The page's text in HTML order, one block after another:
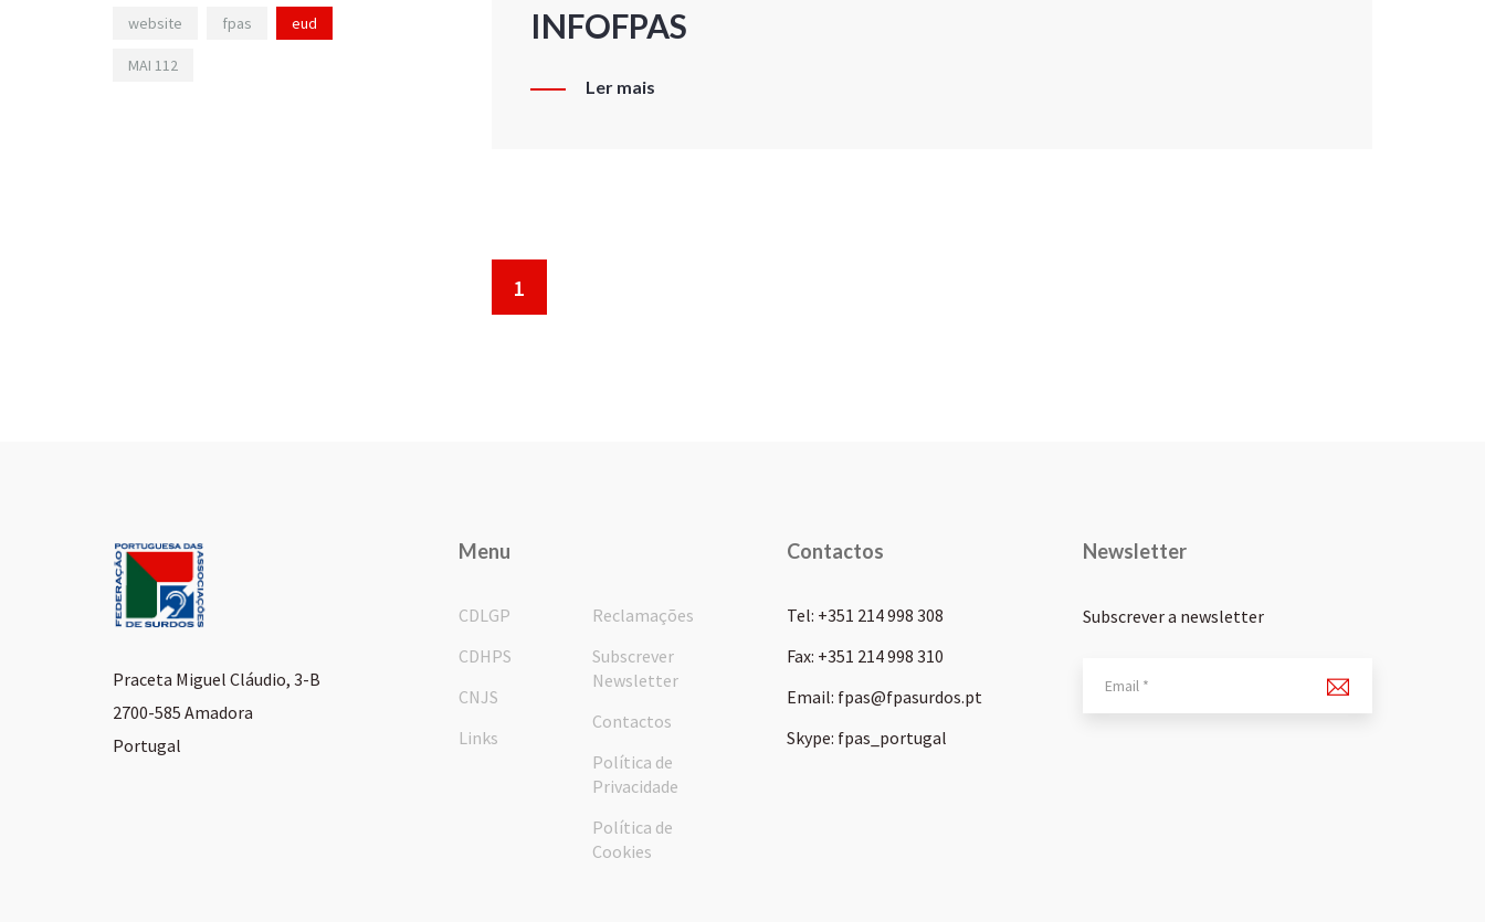
INFOFPAS
Ler mais
1
website fpas eud
MAI 112
Praceta Miguel Cláudio, 3-B
2700-585 Amadora
Portugal
Menu
CDLGP
CDHPS
CNJS
Links
Reclamações
Subscrever
Newsletter
Contactos
Política de
Privacidade
Política de
Cookies
Contactos
Tel: +351 214 998 308
Fax: +351 214 998 310
Email: fpas@fpasurdos.pt
Skype: fpas_portugal
Newsletter
Subscrever a newsletter